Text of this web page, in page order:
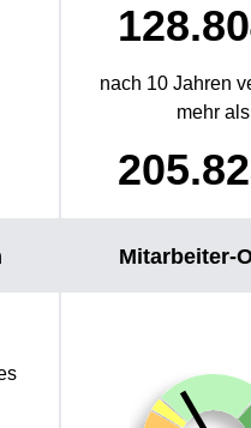
nach 10 Jahren
mehr als
Mitarbeiter-